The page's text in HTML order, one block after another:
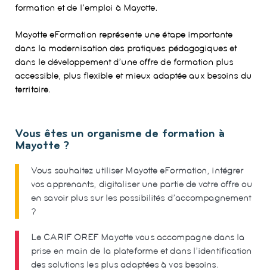
formation et de l’emploi à Mayotte.
Mayotte eFormation représente une étape importante
dans la modernisation des pratiques pédagogiques et
dans le développement d’une offre de formation plus
accessible, plus flexible et mieux adaptée aux besoins du
territoire.
Vous êtes un organisme de formation à
Mayotte ?
Vous souhaitez utiliser Mayotte eFormation, intégrer
vos apprenants, digitaliser une partie de votre offre ou
en savoir plus sur les possibilités d’accompagnement
?
Le CARIF OREF Mayotte vous accompagne dans la
prise en main de la plateforme et dans l’identification
des solutions les plus adaptées à vos besoins.